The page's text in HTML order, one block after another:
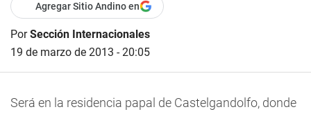
Agregar Sitio Andino en
PorSección Internacionales
19 de marzo de 2013 - 20:05
Será en la residencia papal de Castelgandolfo, donde